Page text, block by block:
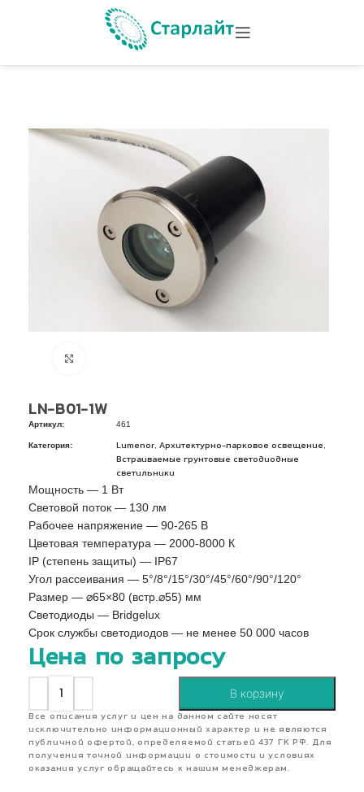
LN-B01-1W
Артикул: 461
Категория: Lumenor Архитектурно-парковое освещение
Встраиваемые грунтовые светодиодные
светильники
Мощность — 1 Вт
Световой поток — 130 лм
Рабочее напряжение — 90-265 В
Цветовая температура — 2000-8000 К
IP (степень защиты) — IP67
Угол рассеивания — 5°/8°/15°/30°/45°/60°/90°/120°
Pазмер — ⌀65×80 (встр.⌀55) мм
Светодиоды — Bridgelux
Срок службы светодиодов — не менее 50 000 часов
Цена по запросу
В корзину
Все описания услуг и цен на данном сайте носят
исключительно информационный характер и не являются
публичной офертой, определяемой статьей 437 ГК РФ. Для
получения точной информации о стоимости и условиях
оказания услуг обращайтесь к нашим менеджерам.